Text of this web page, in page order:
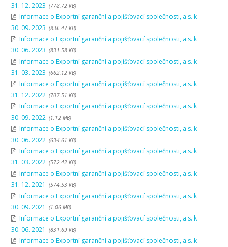
31. 12. 2023 (778.72 KB)
Informace o Exportní garanční a pojišťovací společnosti, a.s. k
30. 09. 2023 (836.47 KB)
Informace o Exportní garanční a pojišťovací společnosti, a.s. k
30. 06. 2023 (831.58 KB)
Informace o Exportní garanční a pojišťovací společnosti, a.s. k
31. 03. 2023 (662.12 KB)
Informace o Exportní garanční a pojišťovací společnosti, a.s. k
31. 12. 2022 (707.51 KB)
Informace o Exportní garanční a pojišťovací společnosti, a.s. k
30. 09. 2022 (1.12 MB)
Informace o Exportní garanční a pojišťovací společnosti, a.s. k
30. 06. 2022 (634.61 KB)
Informace o Exportní garanční a pojišťovací společnosti, a.s. k
31. 03. 2022 (572.42 KB)
Informace o Exportní garanční a pojišťovací společnosti, a.s. k
31. 12. 2021
(574.53 KB)
Informace o Exportní garanční a pojišťovací společnosti, a.s. k
30. 09. 2021
(1.06 MB)
Informace o Exportní garanční a pojišťovací společnosti, a.s. k
30. 06. 2021
(831.69 KB)
Informace o Exportní garanční a pojišťovací společnosti, a.s. k